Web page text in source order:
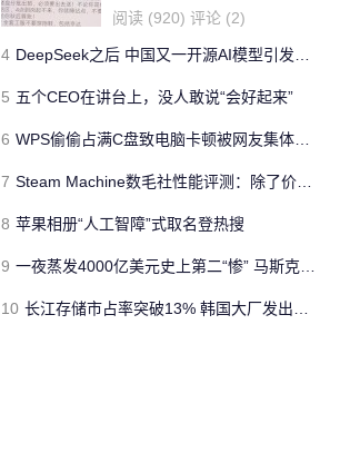
阅读 (920) 评论 (2)
4 DeepSeek之后 中国又一开源AI模型引发硅谷热议
5 五个CEO在讲台上，没人敢说“会好起来”
6 WPS偷偷占满C盘致电脑卡顿被网友集体吐槽 官方回应
7 Steam Machine数毛社性能评测：除了价格外其他无敌
8 苹果相册“人工智障”式取名登热搜
9 一夜蒸发4000亿美元史上第二“惨” 马斯克的SpaceX怎么了？
10 长江存储市占率突破13% 韩国大厂发出警告：中国追兵杀到了